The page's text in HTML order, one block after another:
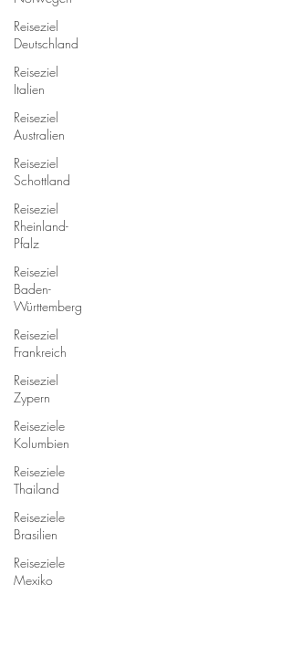
Reiseziel
Deutschland
Reiseziel
Italien
Reiseziel
Australien
Reiseziel
Schottland
Reiseziel
Rheinland-
Pfalz
Reiseziel
Baden-
Württemberg
Reiseziel
Frankreich
Reiseziel
Zypern
Reiseziele
Kolumbien
Reiseziele
Thailand
Reiseziele
Brasilien
Reiseziele
Mexiko